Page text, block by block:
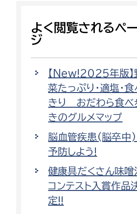
よく閲覧されるペ
ジ
【New!2025年版】
菜たっぷり・適塩・食
きり おだわら食べ
きのグルメマップ
脳血管疾患(脳卒中
予防しよう!
健康具だくさん味噌
コンテスト入賞作品
定!!